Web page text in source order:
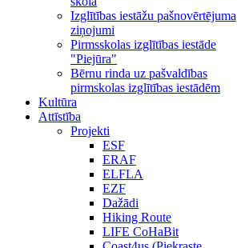
Izglītības iestāžu pašnovērtējuma
ziņojumi
Pirmsskolas izglītības iestāde
"Piejūra"
Bērnu rinda uz pašvaldības
pirmskolas izglītības iestādēm
Kultūra
Attīstība
Projekti
ESF
ERAF
ELFLA
EZF
Dažādi
Hiking Route
LIFE CoHaBit